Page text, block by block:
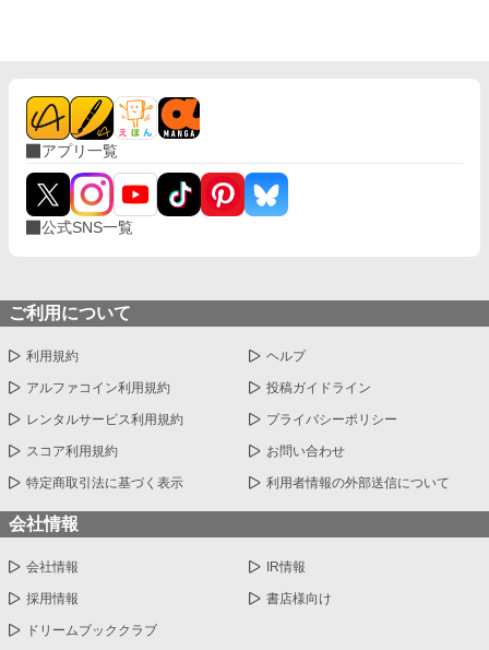
アプリ一覧
公式SNS一覧
ご利用について
利用規約 ヘルプ
アルファコイン利用規約 投稿ガイドライン
レンタルサービス利用規約 プライバシーポリシー
スコア利用規約 お問い合わせ
特定商取引法に基づく表示 利用者情報の外部送信について
会社情報
会社情報 IR情報
採用情報 書店様向け
ドリームブッククラブ